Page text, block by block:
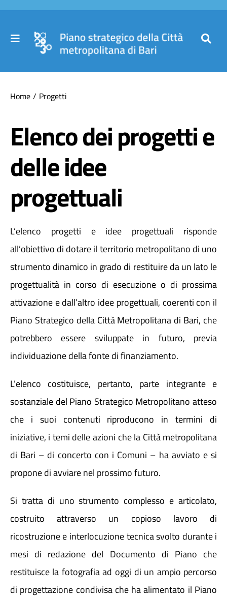
Salta
contenuto
Toggle
Atti e Docunenti
Notizie
Progetti
Home Progetti
Elenco dei progetti e
delle idee
progettuali
L’elenco progetti e idee progettuali risponde
all’obiettivo di dotare il territorio metropolitano di uno
strumento dinamico in grado di restituire da un lato le
progettualità in corso di esecuzione o di prossima
attivazione e dall’altro idee progettuali, coerenti con il
Piano Strategico della Città Metropolitana di Bari, che
potrebbero essere sviluppate in futuro, previa
individuazione della fonte di finanziamento.
L’elenco costituisce, pertanto, parte integrante e
sostanziale del Piano Strategico Metropolitano atteso
che i suoi contenuti riproducono in termini di
iniziative, i temi delle azioni che la Città metropolitana
di Bari – di concerto con i Comuni – ha avviato e si
propone di avviare nel prossimo futuro.
Si tratta di uno strumento complesso e articolato,
costruito attraverso un copioso lavoro di
ricostruzione e interlocuzione tecnica svolto durante i
mesi di redazione del Documento di Piano che
restituisce la fotografia ad oggi di un ampio percorso
di progettazione condivisa che ha alimentato il Piano